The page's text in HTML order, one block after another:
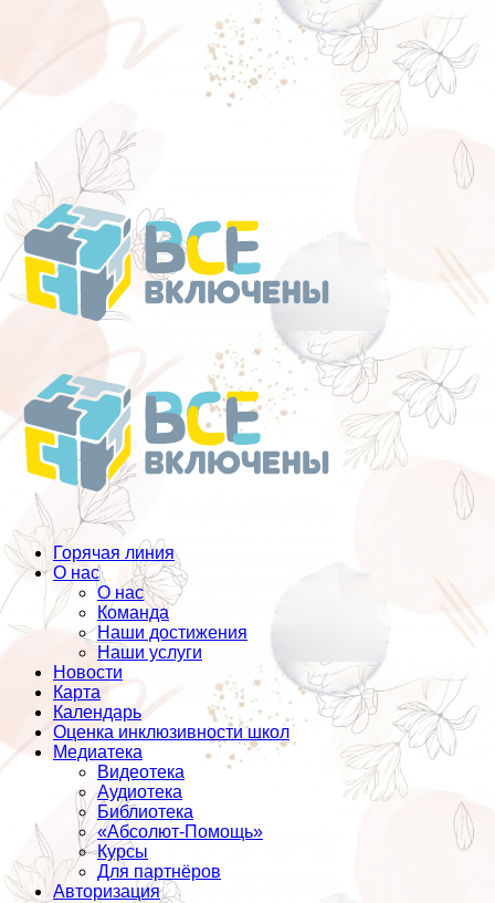
Перейти
к
содержанию
Горячая линия
О нас
О нас
Команда
Наши достижения
Наши услуги
Новости
Карта
Календарь
Оценка инклюзивности школ
Медиатека
Видеотека
Аудиотека
Библиотека
«Абсолют-Помощь»
Курсы
Для партнёров
Авторизация